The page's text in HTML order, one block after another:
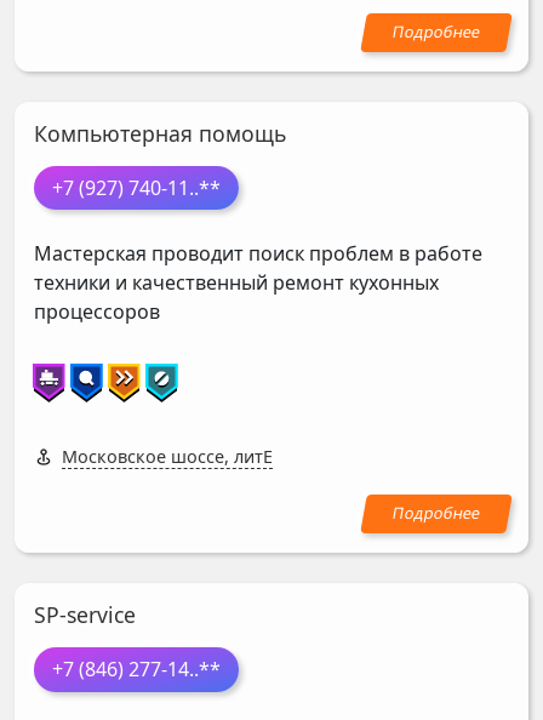
Компьютерная помощь
+7 (927) 740-11..**
Мастерская проводит поиск проблем в работе
техники и качественный ремонт кухонных
процессоров
Московское шоссе, литЕ
SP-service
+7 (846) 277-14..**